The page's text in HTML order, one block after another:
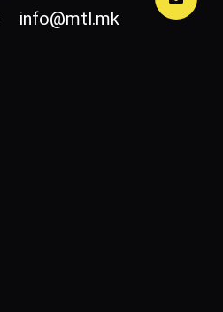
info@mtl.mk